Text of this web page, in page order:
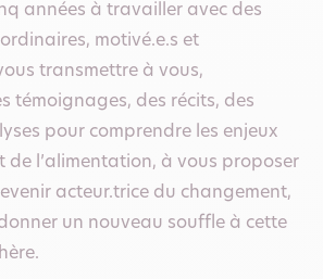
années à travailler avec des
motivé.e.s et
transmettre à vous,
témoignages, des récits, des
pour comprendre les enjeux
de l’alimentation, à vous proposer
acteur.trice du changement,
un nouveau souffle à cette